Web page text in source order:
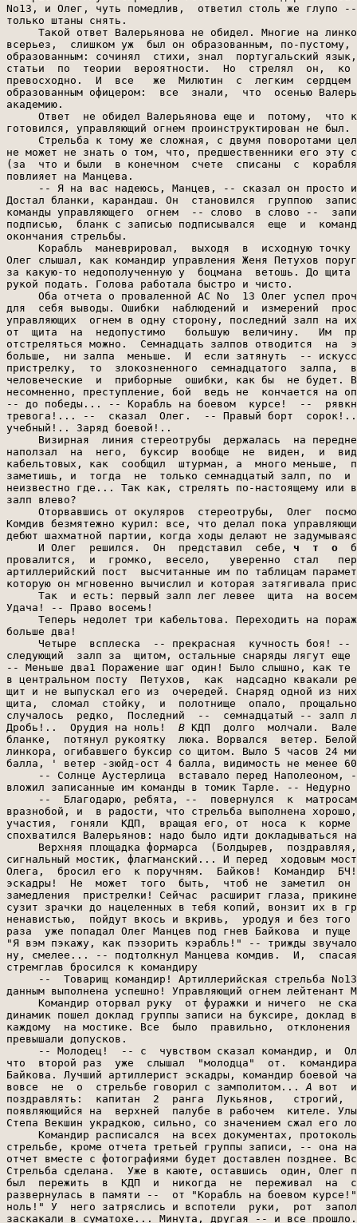
ч  т  о
провалится,  и  громко,  весело,   уверенно  стал
артиллерийский пост  высчитанные им по таблицам
которую он мгновенно вычислил и которая затягивала
Так  и есть: первый залп лег левее  щита  на
Удача! -- Право восемь!
Теперь недолет три кабельтова. Переходить на
больше два!
Четыре  всплеска  -- прекрасная  кучность боя! --
следующий  залп за  щитом, остальные снаряды лягут еще
-- Меньше два1 Поражение шаг один! Было слышно, как те
в центральном посту  Петухов,  как  надсадно квакали
щит и не выпускал его из  очередей. Снаряд одной из
щита,  сломал  стойку,  и  полотнище  опало,
случалось  редко,  Последний  --  семнадцатый --
Дробь!..  Орудия на ноль! В КДП  долго  молчали.
бланке,  потянул рукоятку  люка. Ворвался  ветер.
линкора, огибавшего буксир со щитом. Выло 5 часов 24
балла, ' ветер -зюйд-ост 4 балла, видимость не менее
-- Солнце Аустерлица  вставало перед Наполеоном,
вложил записанные им команды в томик Тарле. -- Недурно
--  Благодарю, ребята, --  повернулся  к
вразнобой, и  в радости, что стрельба выполнена
участия,  гоняли  КДП,  вращая его, от  носа  к
спохватился Валерьянов: надо было идти докладываться
Верхняя площадка формарса  (Болдырев,
сигнальный мостик, флагманский... И перед  ходовым
Олега,  бросил его  к поручням.  Байков!  Командир  БЧ!
эскадры!  Не  может  того  быть,  чтоб не  заметил  он
замедления  пристрелки! Сейчас  расширит глаза,
сузит зрачки до нацеленных в тебя копий, вонзит их в
ненавистью,  пойдут вкось и вкривь,  уродуя и без
раза  уже попадал Олег Манцев под гнев Байкова  и пуще
"Я вэм пэкажу, как пэзорить кэрабль!" -- трижды
ну, смелее... -- подтолкнул Манцева комдив.  И,
стремглав бросился к командиру
--  Товарищ командир! Артиллерийская стрельба
данным выполнена успешно! Управляющий огнем лейтенант
Командир оторвал руку  от фуражки и ничего  не
динамик пошел доклад группы записи на буксире, доклад
каждому  на мостике. Все  было  правильно,  отклонения
превышали допусков.
-- Молодец!  -- с  чувством сказал командир, и
что  второй раз  уже  слышал  "молодца"  от.
Байкова. Лучший артиллерист эскадры, командир боевой
вовсе  не  о  стрельбе говорил с замполитом... А вот
поздравлять:  капитан  2  ранга  Лукьянов,   строгий,
появляющийся на  верхней  палубе в рабочем  кителе.
Степа Векшин украдкою, сильно, со значением сжал его
Командир расписался  на всех документах,
стрельбе, кроме отчета третьей группы записи, -- она
отчет вместе с фотографиями будет доставлен позднее.
Стрельба сделана.  Уже в каюте, оставшись  один, Олег
был  пережить  в  КДП  и  никогда  не  переживал  на
развернулась в памяти --  от "Корабль на боевом
ноль!" У  него затряслись и вспотели  руки,  рот
заскакали в суматохе... Минута, другая -- и все прошло.